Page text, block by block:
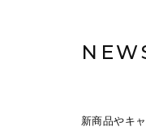
新商品やキ